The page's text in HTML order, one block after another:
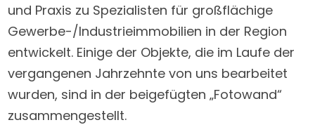
und Praxis zu Spezialisten für großflächige
Gewerbe-/Industrieimmobilien in der Region
entwickelt. Einige der Objekte, die im Laufe der
vergangenen Jahrzehnte von uns bearbeitet
wurden, sind in der beigefügten „Fotowand“
zusammengestellt.